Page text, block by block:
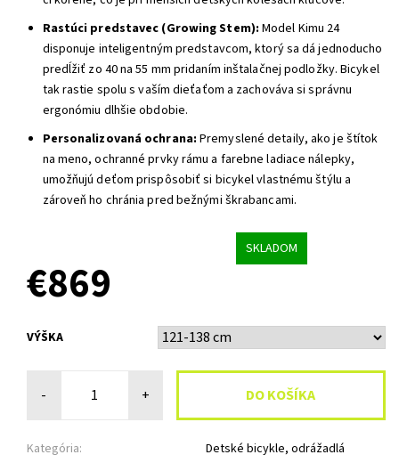
Rastúci predstavec (Growing Stem): Model Kimu 24
disponuje inteligentným predstavcom, ktorý sa dá jednoducho
predĺžiť zo 40 na 55 mm pridaním inštalačnej podložky. Bicykel
tak rastie spolu s vaším dieťaťom a zachováva si správnu
ergonómiu dlhšie obdobie.
Personalizovaná ochrana: Premyslené detaily, ako je štítok
na meno, ochranné prvky rámu a farebne ladiace nálepky,
umožňujú deťom prispôsobiť si bicykel vlastnému štýlu a
zároveň ho chránia pred bežnými škrabancami.
SKLADOM
€869
VÝŠKA
- +
Kategória: Detské bicykle, odrážadlá